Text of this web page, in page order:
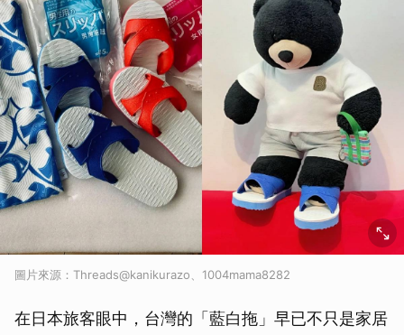
圖片來源：Threads@kanikurazo、1004mama8282
在日本旅客眼中，台灣的「藍白拖」早已不只是家居